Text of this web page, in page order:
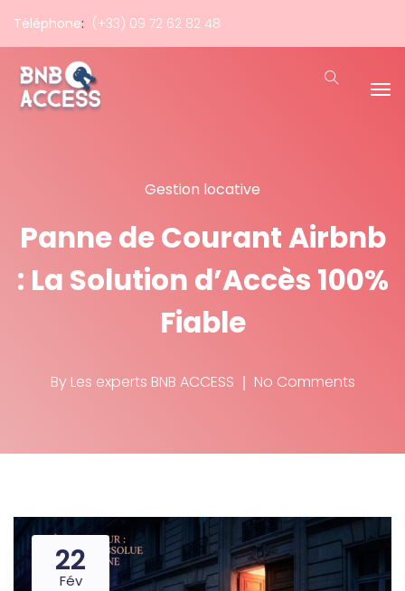
Téléphone: (+33) 09 72 62 82 48
Gestion locative
Panne de Courant Airbnb
: La Solution d’Accès 100%
Fiable
By Les experts BNB ACCESS No Comments
22
Fév